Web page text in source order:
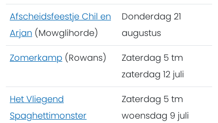
Afscheidsfeestje Chil en
Arjan (Mowglihorde)
Donderdag 21
augustus
Zomerkamp (Rowans)
Zaterdag 5 tm
zaterdag 12 juli
Het Vliegend
Spaghettimonster
Zaterdag 5 tm
woensdag 9 juli